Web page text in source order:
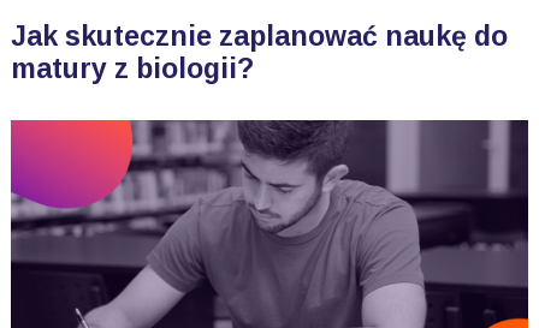
Jak skutecznie zaplanować naukę do
matury z biologii?